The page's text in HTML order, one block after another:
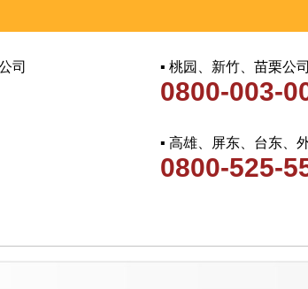
司 ▪ 桃园、新竹、苗栗公司
0800-003-
▪ 高雄、屏东、台东、
0800-525-